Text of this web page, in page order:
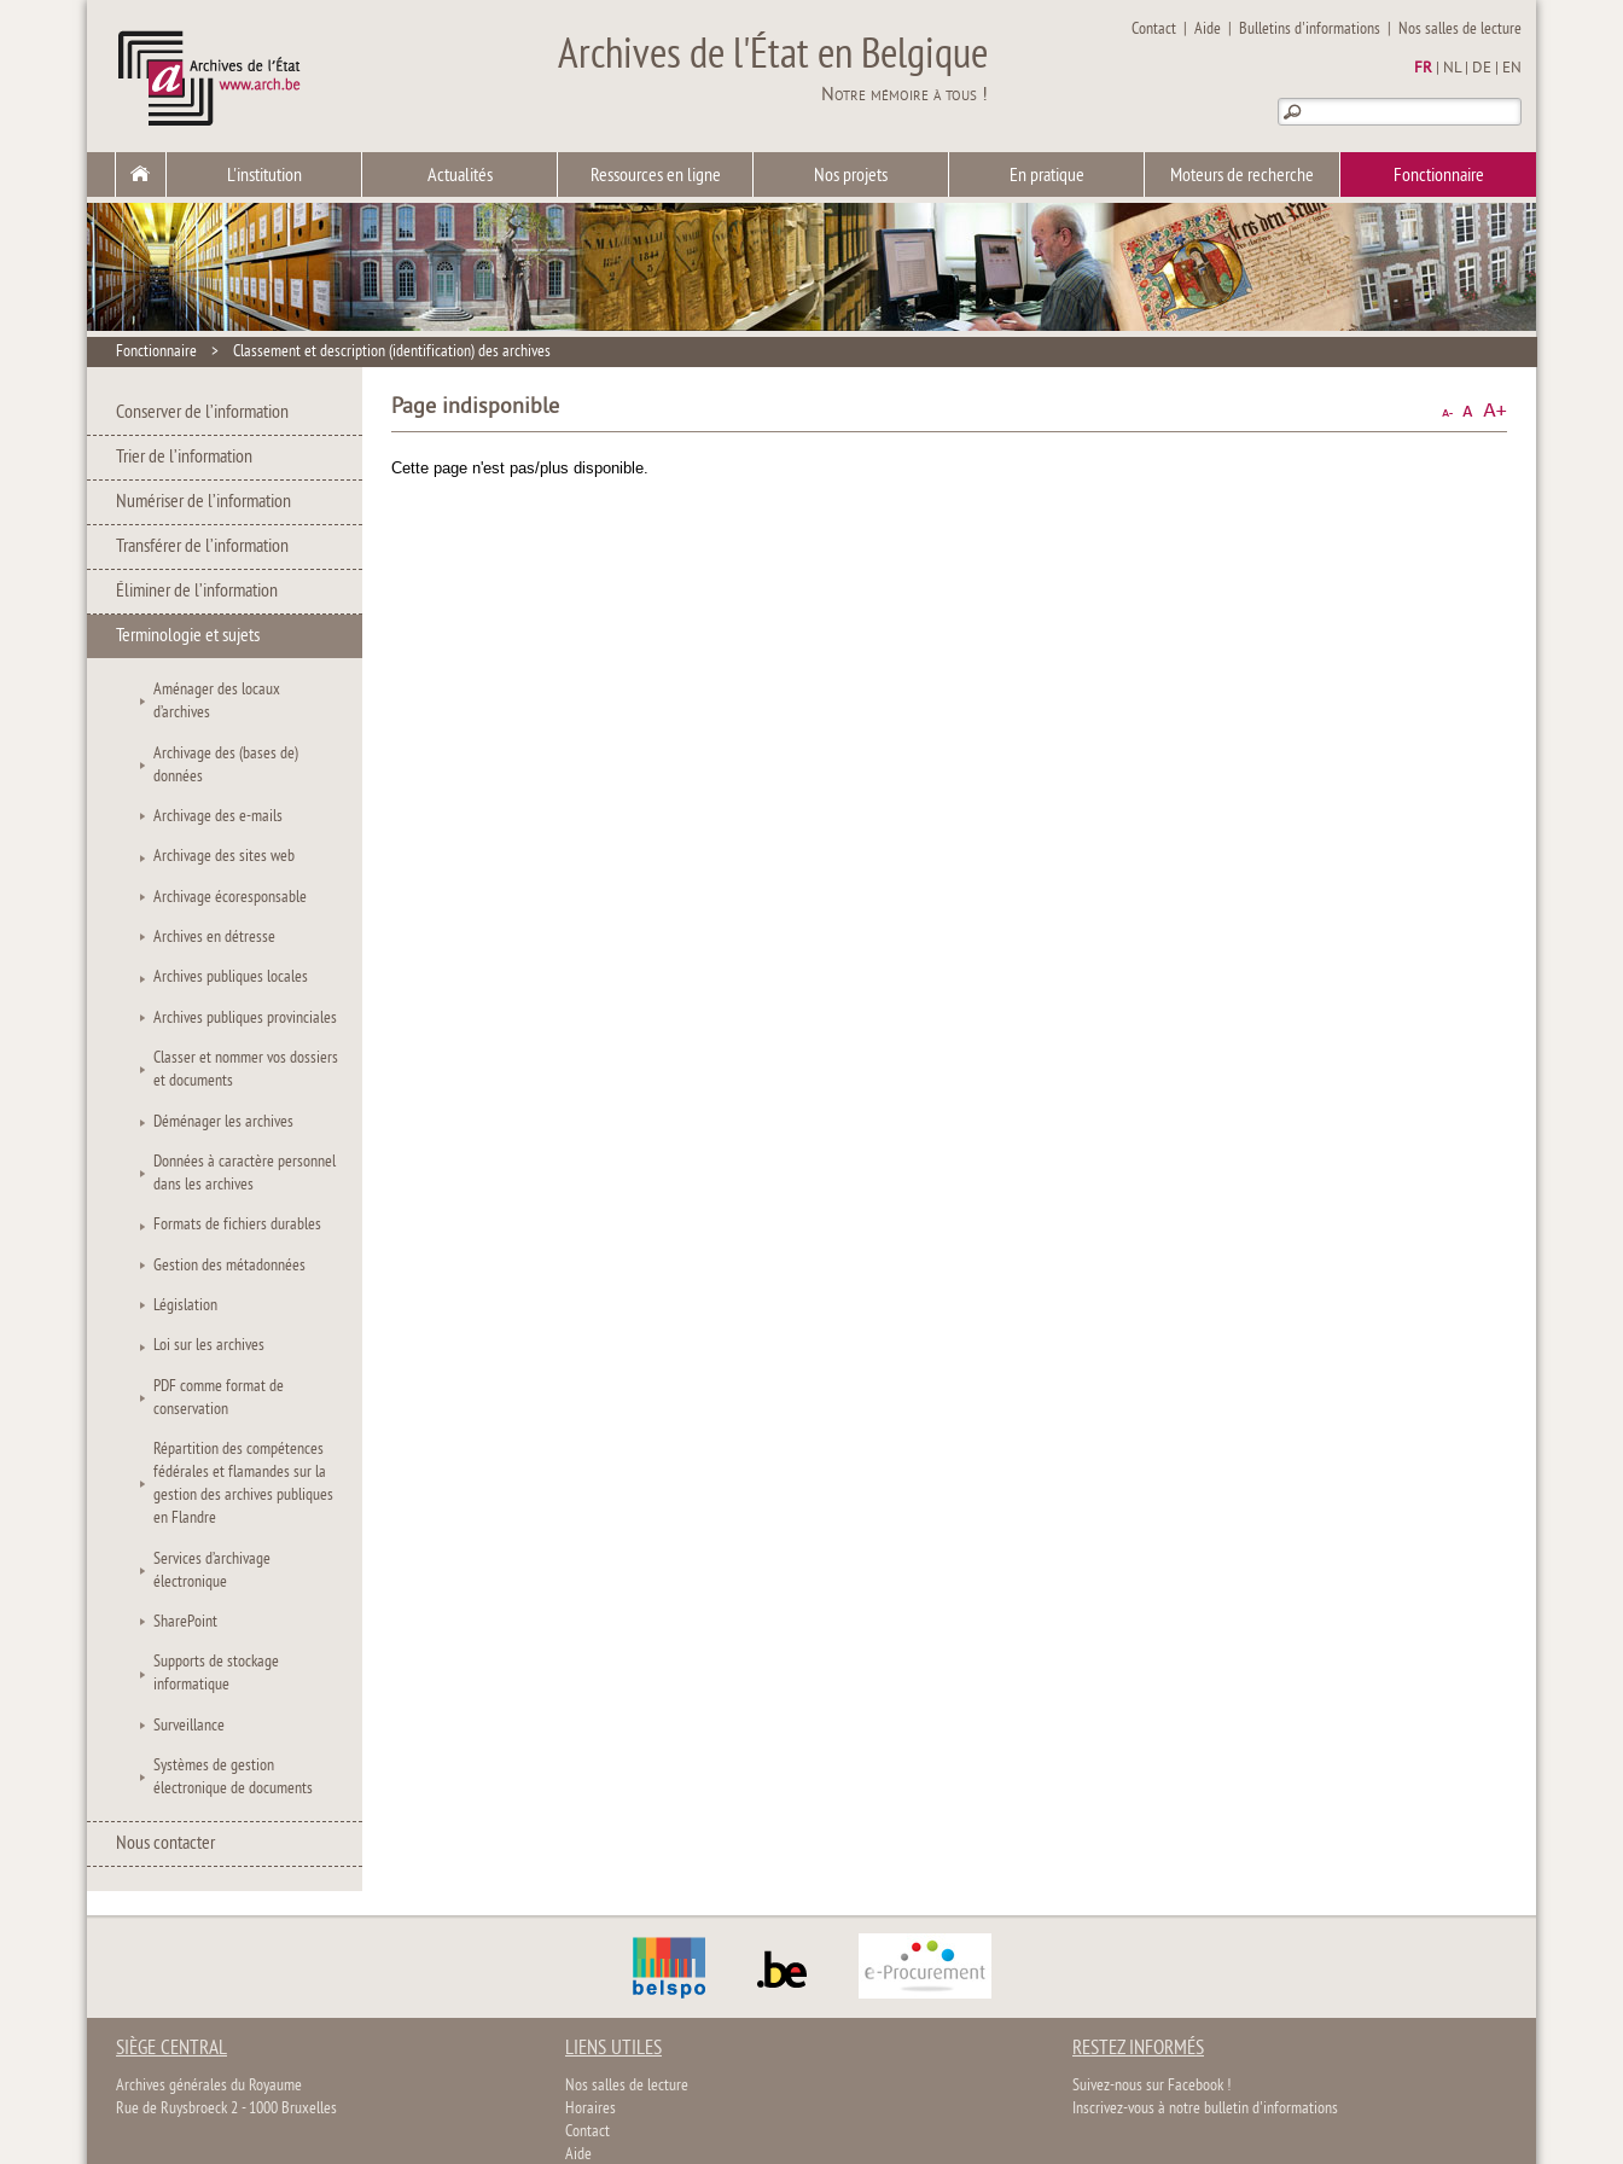
Archives de l'État en Belgique
Notre mémoire à tous !
Contact |Aide | Bulletins d'informations | Nos salles de lecture
FR NL| DE EN
L'institution Actualités Ressources en ligne Nos projets En pratique Moteurs de recherche Fonctionnaire
Fonctionnaire > Classement et description (identification) des archives
Conserver de l’information
Trier de l’information
Numériser de l’information
Transférer de l’information
Éliminer de l’information
Terminologie et sujets
Aménager des locaux
d’archives
Archivage des (bases de)
données
Archivage des e-mails
Archivage des sites web
Archivage écoresponsable
Archives en détresse
Archives publiques locales
Archives publiques provinciales
Classer et nommer vos dossiers
et documents
Déménager les archives
Données à caractère personnel
dans les archives
Formats de fichiers durables
Gestion des métadonnées
Législation
Loi sur les archives
PDF comme format de
conservation
Répartition des compétences
fédérales et flamandes sur la
gestion des archives publiques
en Flandre
Services d’archivage
électronique
SharePoint
Supports de stockage
informatique
Surveillance
Systèmes de gestion
électronique de documents
Nous contacter
Page indisponible
Cette page n'est pas/plus disponible.
SIÈGE CENTRAL
Archives générales du Royaume
Rue de Ruysbroeck 2 - 1000 Bruxelles
LIENS UTILES
Nos salles de lecture
Horaires
Contact
Aide
RESTEZ INFORMÉS
Suivez-nous sur Facebook !
Inscrivez-vous à notre bulletin d'informations